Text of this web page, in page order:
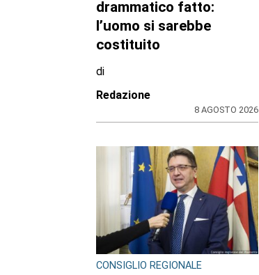
drammatico fatto:
l’uomo si sarebbe
costituito
di
Redazione
8 AGOSTO 2026
CONSIGLIO REGIONALE